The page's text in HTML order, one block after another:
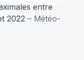
entre
2022 – Météo-